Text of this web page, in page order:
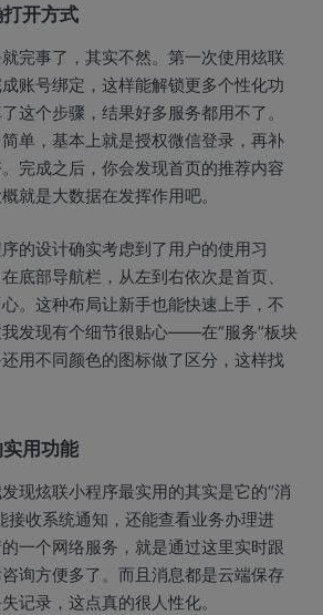
开方式
完事了，其实不然。第一次使用炫联
账号绑定，这样能解锁更多个性化功
这个步骤，结果好多服务都用不了。
单，基本上就是授权微信登录，再补
完成之后，你会发现首页的推荐内容
就是大数据在发挥作用吧。
的设计确实考虑到了用户的使用习
底部导航栏，从左到右依次是首页、
。这种布局让新手也能快速上手，不
发现有个细节很贴心——在“服务”板块
用不同颜色的图标做了区分，这样找
用功能
现炫联小程序最实用的其实是它的“消
接收系统通知，还能查看业务办理进
一个网络服务，就是通过这里实时跟
询方便多了。而且消息都是云端保存
记录，这点真的很人性化。